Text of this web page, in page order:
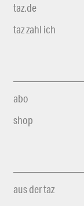
taz.de
taz zahl ich
abo
shop
aus der taz